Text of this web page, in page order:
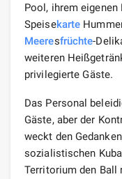
Pool, ihrem eigenen
Speisekarte
Meeresfrüchte-
weiteren
privilegierte Gäste.
Das Personal
Gäste, aber der
weckt den
sozialistischen
Territorium den Ball